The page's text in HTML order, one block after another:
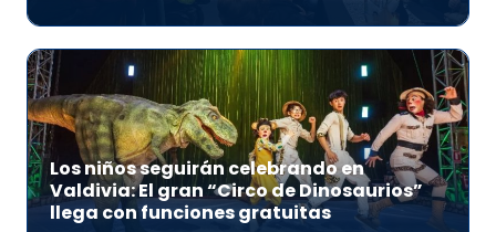
Los niños seguirán celebrando en
Valdivia: El gran “Circo de Dinosaurios”
llega con funciones gratuitas